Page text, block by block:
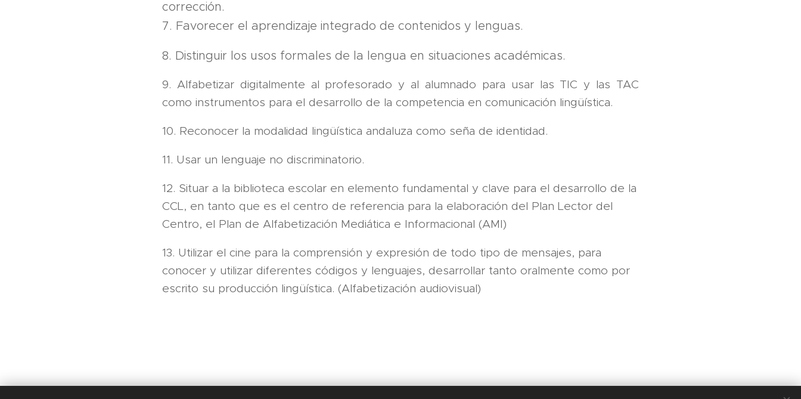
corrección.
7. Favorecer el aprendizaje integrado de contenidos y lenguas.
8. Distinguir los usos formales de la lengua en situaciones académicas.
9. Alfabetizar digitalmente al profesorado y al alumnado para usar las TIC y las TAC
como instrumentos para el desarrollo de la competencia en comunicación lingüística.
10. Reconocer la modalidad lingüística andaluza como seña de identidad.
11. Usar un lenguaje no discriminatorio.
12. Situar a la biblioteca escolar en elemento fundamental y clave para el desarrollo de la
CCL, en tanto que es el centro de referencia para la elaboración del Plan Lector del
Centro, el Plan de Alfabetización Mediática e Informacional (AMI)
13. Utilizar el cine para la comprensión y expresión de todo tipo de mensajes, para
conocer y utilizar diferentes códigos y lenguajes, desarrollar tanto oralmente como por
escrito su producción lingüística. (Alfabetización audiovisual)